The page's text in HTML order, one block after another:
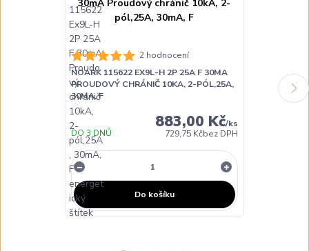
2 hodnocení
NOARK 115622 EX9L-H 2P 25A F 30MA
PROUDOVÝ CHRÁNIČ 10KA, 2-PÓL,25A,
30MA, F
883,00 Kč/ks
729,75 Kčbez DPH
DO 3 DNŮ
Do košíku
30MA, F